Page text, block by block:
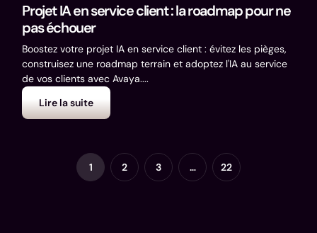
Projet IA en service client : la roadmap pour ne
pas échouer
Boostez votre projet IA en service client : évitez les pièges,
construisez une roadmap terrain et adoptez l'IA au service
de vos clients avec Avaya....
Lire la suite
1 2 3 … 22